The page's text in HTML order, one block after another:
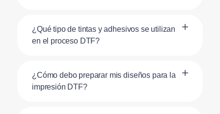
¿Qué tipo de tintas y adhesivos se utilizan
en el proceso DTF?
¿Cómo debo preparar mis diseños para la
impresión DTF?